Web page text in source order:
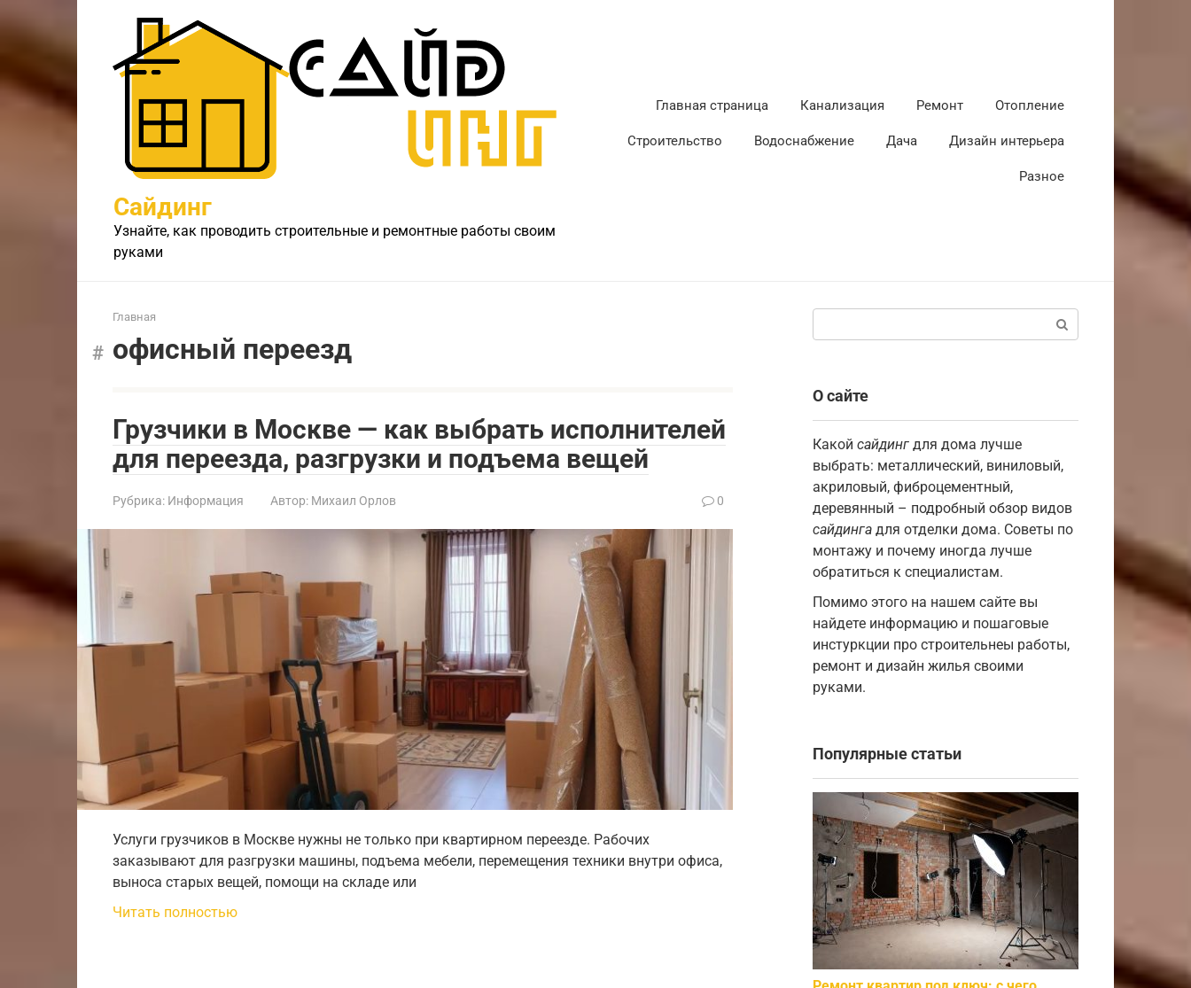
контенту
Сайдинг
Узнайте, как проводить строительные и ремонтные работы своим
руками
Главная страница Канализация Ремонт Отопление
Строительство Водоснабжение Дача Дизайн интерьера
Разное
Главная
офисный переезд
Грузчики в Москве — как выбрать исполнителей
для переезда, разгрузки и подъема вещей
Рубрика: Информация Автор: Михаил Орлов 0
Услуги грузчиков в Москве нужны не только при квартирном переезде. Рабочих
заказывают для разгрузки машины, подъема мебели, перемещения техники внутри офиса,
выноса старых вещей, помощи на складе или
Читать полностью
О сайте
Какой сайдинг для дома лучше
выбрать: металлический, виниловый,
акриловый, фиброцементный,
деревянный – подробный обзор видов
сайдинга для отделки дома. Советы по
монтажу и почему иногда лучше
обратиться к специалистам.
Помимо этого на нашем сайте вы
найдете информацию и пошаговые
инстуркции про строительнеы работы,
ремонт и дизайн жилья своими
руками.
Популярные статьи